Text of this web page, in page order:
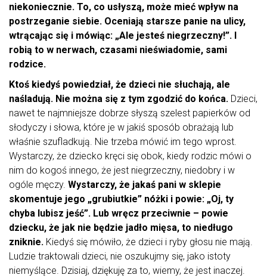
niekoniecznie. To, co usłyszą, może mieć wpływ na
postrzeganie siebie. Oceniają starsze panie na ulicy,
wtrącając się i mówiąc: „Ale jesteś niegrzeczny!”. I
robią to w nerwach, czasami nieświadomie, sami
rodzice.
Ktoś kiedyś powiedział, że dzieci nie słuchają, ale
naśladują. Nie można się z tym zgodzić do końca. Dzieci,
nawet te najmniejsze dobrze słyszą szelest papierków od
słodyczy i słowa, które je w jakiś sposób obrażają lub
właśnie szufladkują. Nie trzeba mówić im tego wprost.
Wystarczy, że dziecko kręci się obok, kiedy rodzic mówi o
nim do kogoś innego, że jest niegrzeczny, niedobry i w
ogóle męczy. Wystarczy, że jakaś pani w sklepie
skomentuje jego „grubiutkie” nóżki i powie: „Oj, ty
chyba lubisz jeść”. Lub wręcz przeciwnie – powie
dziecku, że jak nie będzie jadło mięsa, to niedługo
zniknie. Kiedyś się mówiło, że dzieci i ryby głosu nie mają.
Ludzie traktowali dzieci, nie oszukujmy się, jako istoty
niemyślące. Dzisiaj, dziękuję za to, wiemy, że jest inaczej.